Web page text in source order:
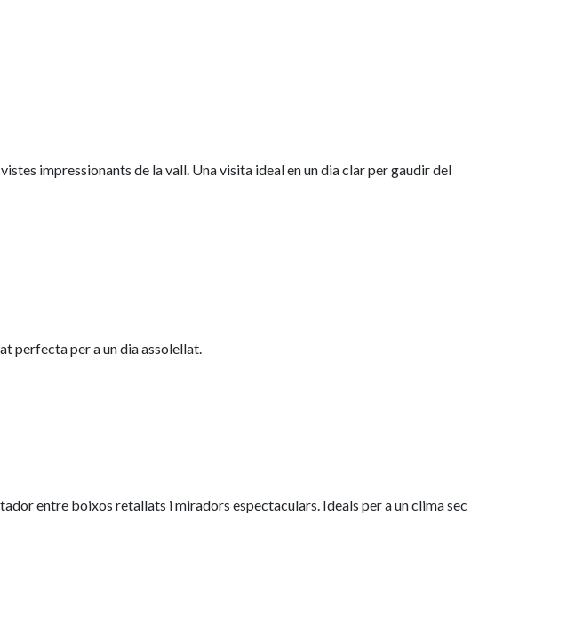
impressionants de la vall. Una visita ideal en un dia clar per gaudir del
perfecta per a un dia assolellat.
entre boixos retallats i miradors espectaculars. Ideals per a un clima sec